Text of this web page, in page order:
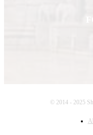
© 2014 - 2025